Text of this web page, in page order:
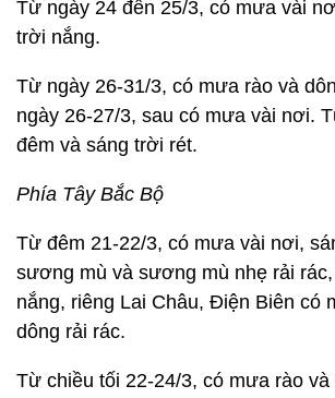
Từ ngày 24 đến 25/3, có mưa vài
trời nắng.
Từ ngày 26-31/3, có mưa rào và
ngày 26-27/3, sau có mưa vài nơi.
đêm và sáng trời rét.
Phía Tây Bắc Bộ
Từ đêm 21-22/3, có mưa vài nơi,
sương mù và sương mù nhẹ rải
nắng, riêng Lai Châu, Điện Biên có
dông rải rác.
Từ chiều tối 22-24/3, có mưa rào và